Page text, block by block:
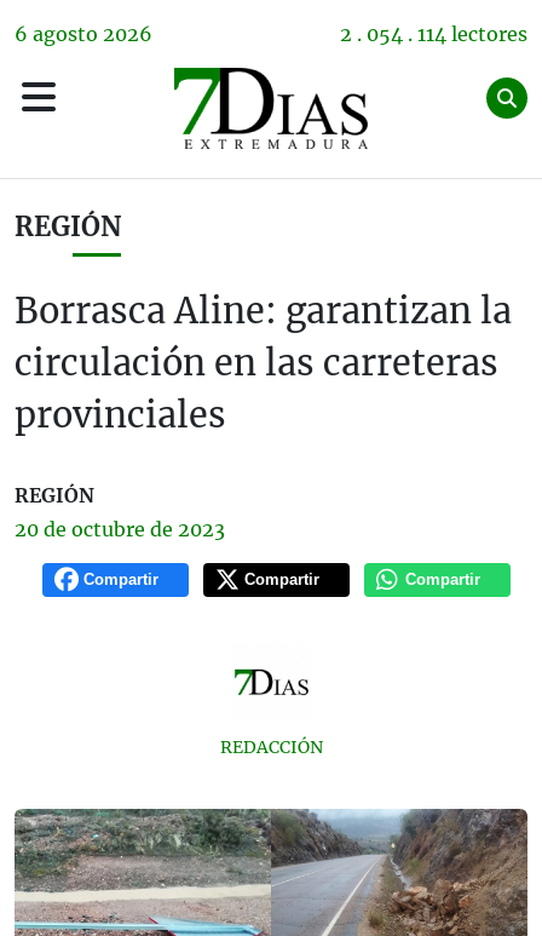
6 agosto 2026 2 . 054 . 114 lectores
REGIÓN
Borrasca Aline: garantizan la
circulación en las carreteras
provinciales
REGIÓN
20 de octubre de 2023
Compartir Compartir Compartir
REDACCIÓN